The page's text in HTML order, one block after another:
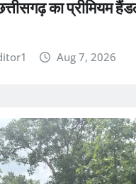
का प्रीमियम
Aug 7, 2026